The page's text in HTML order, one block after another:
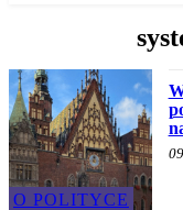
O POLITYCE